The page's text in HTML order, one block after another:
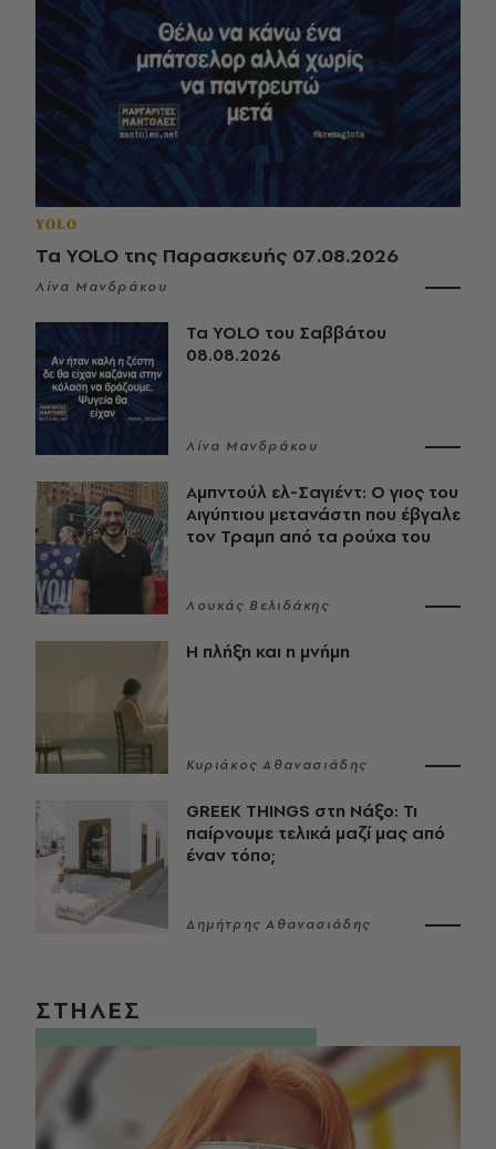
YOLO
Τα YOLO της Παρασκευής 07.08.2026
Λίνα Μανδράκου
Τα YOLO του Σαββάτου
08.08.2026
Λίνα Μανδράκου
Αμπντούλ ελ-Σαγιέντ: Ο γιος του
Αιγύπτιου μετανάστη που έβγαλε
τον Τραμπ από τα ρούχα του
Λουκάς Βελιδάκης
Η πλήξη και η μνήμη
Κυριάκος Αθανασιάδης
GREEK THINGS στη Νάξο: Τι
παίρνουμε τελικά μαζί μας από
έναν τόπο;
Δημήτρης Αθανασιάδης
ΣΤΗΛΕΣ